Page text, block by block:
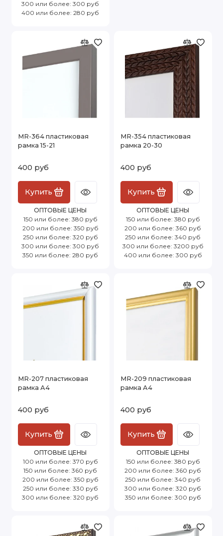
300 или более: 300 руб
400 или более: 280 руб
MR-364 пластиковая
рамка 15-21
400 руб
Купить
ОПТОВЫЕ ЦЕНЫ
150 или более: 380 руб
200 или более: 350 руб
250 или более: 320 руб
300 или более: 300 руб
350 или более: 280 руб
MR-354 пластиковая
рамка 20-30
400 руб
Купить
ОПТОВЫЕ ЦЕНЫ
150 или более: 380 руб
200 или более: 360 руб
250 или более: 340 руб
300 или более: 3200 руб
400 или более: 300 руб
MR-207 пластиковая
рамка А4
400 руб
Купить
ОПТОВЫЕ ЦЕНЫ
100 или более: 370 руб
150 или более: 360 руб
200 или более: 350 руб
250 или более: 330 руб
300 или более: 320 руб
MR-209 пластиковая
рамка А4
400 руб
Купить
ОПТОВЫЕ ЦЕНЫ
150 или более: 380 руб
200 или более: 360 руб
250 или более: 340 руб
300 или более: 320 руб
350 или более: 300 руб